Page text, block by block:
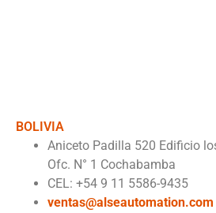
BOLIVIA
Aniceto Padilla 520 Edificio
Ofc. N° 1 Cochabamba
CEL: +54 9 11 5586-9435
ventas@alseautomation.com